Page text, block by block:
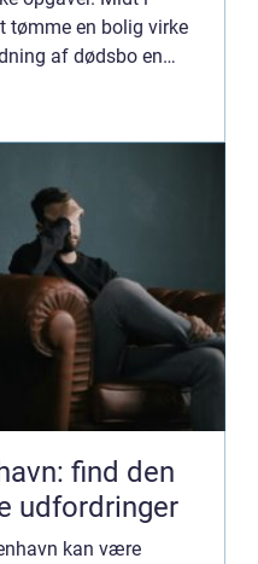
tømme en bolig virke
af dødsbo en
find den
udfordringer
kan være